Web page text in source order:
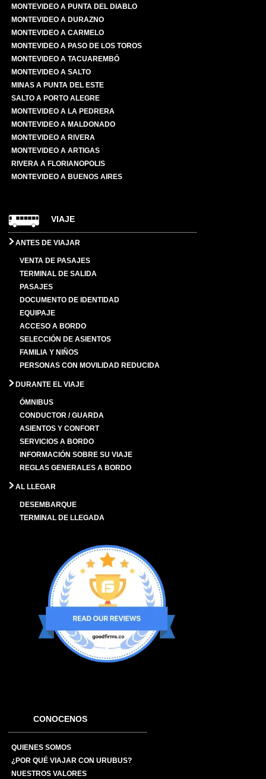
MONTEVIDEO A PUNTA DEL DIABLO
MONTEVIDEO A DURAZNO
MONTEVIDEO A CARMELO
MONTEVIDEO A PASO DE LOS TOROS
MONTEVIDEO A TACUAREMBÓ
MONTEVIDEO A SALTO
MINAS A PUNTA DEL ESTE
SALTO A PORTO ALEGRE
MONTEVIDEO A LA PEDRERA
MONTEVIDEO A MALDONADO
MONTEVIDEO A RIVERA
MONTEVIDEO A ARTIGAS
RIVERA A FLORIANOPOLIS
MONTEVIDEO A BUENOS AIRES
VIAJE
ANTES DE VIAJAR
VENTA DE PASAJES
TERMINAL DE SALIDA
PASAJES
DOCUMENTO DE IDENTIDAD
EQUIPAJE
ACCESO A BORDO
SELECCIÓN DE ASIENTOS
FAMILIA Y NIÑOS
PERSONAS CON MOVILIDAD REDUCIDA
DURANTE EL VIAJE
ÓMNIBUS
CONDUCTOR / GUARDA
ASIENTOS Y CONFORT
SERVICIOS A BORDO
INFORMACIÓN SOBRE SU VIAJE
REGLAS GENERALES A BORDO
AL LLEGAR
DESEMBARQUE
TERMINAL DE LLEGADA
CONOCENOS
QUIENES SOMOS
¿POR QUÉ VIAJAR CON URUBUS?
NUESTROS VALORES